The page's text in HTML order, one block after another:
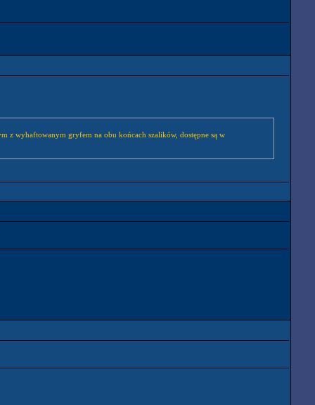
z wyhaftowanym gryfem na obu końcach szalików, dostępne są w